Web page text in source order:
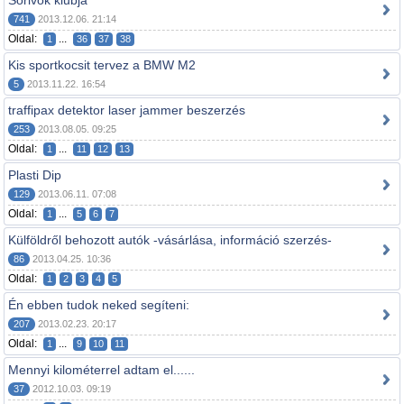
741 2013.12.06. 21:14
Oldal: 1 ... 36 37 38
Kis sportkocsit tervez a BMW M2
5 2013.11.22. 16:54
traffipax detektor laser jammer beszerzés
253 2013.08.05. 09:25
Oldal: 1 ... 11 12 13
Plasti Dip
129 2013.06.11. 07:08
Oldal: 1 ... 5 6 7
Külföldről behozott autók -vásárlása, információ szerzés-
86 2013.04.25. 10:36
Oldal: 1 2 3 4 5
Én ebben tudok neked segíteni:
207 2013.02.23. 20:17
Oldal: 1 ... 9 10 11
Mennyi kilométerrel adtam el......
37 2012.10.03. 09:19